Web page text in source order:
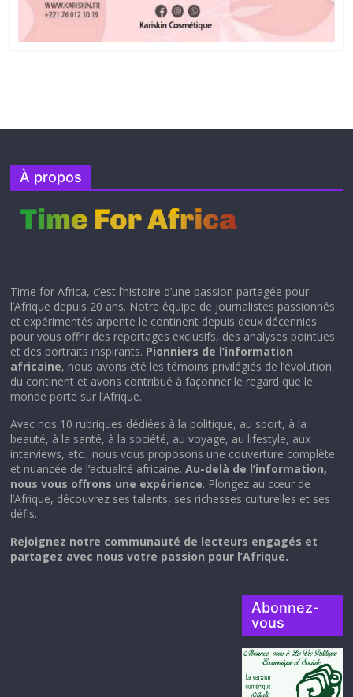
À propos
Time for Africa, c’est l’histoire d’une passion partagée pour
l’Afrique depuis 20 ans. Notre équipe de journalistes passionnés
et expérimentés arpente le continent depuis deux décennies
pour vous offrir des reportages exclusifs, des analyses pointues
et des portraits inspirants. Pionniers de l’information
africaine, nous avons été les témoins privilégiés de l’évolution
du continent et avons contribué à façonner le regard que le
monde porte sur l’Afrique.
Avec nos 10 rubriques dédiées à la politique, au sport, à la
beauté, à la santé, à la société, au voyage, au lifestyle, aux
interviews, etc., nous vous proposons une couverture complète
et nuancée de l’actualité africaine.Au-delà de l’information,
nous vous offrons une expérience. Plongez au cœur de
l’Afrique, découvrez ses talents, ses richesses culturelles et ses
défis.
Rejoignez notre communauté de lecteurs engagés et
partagez avec nous votre passion pour l’Afrique.
Abonnez-
vous